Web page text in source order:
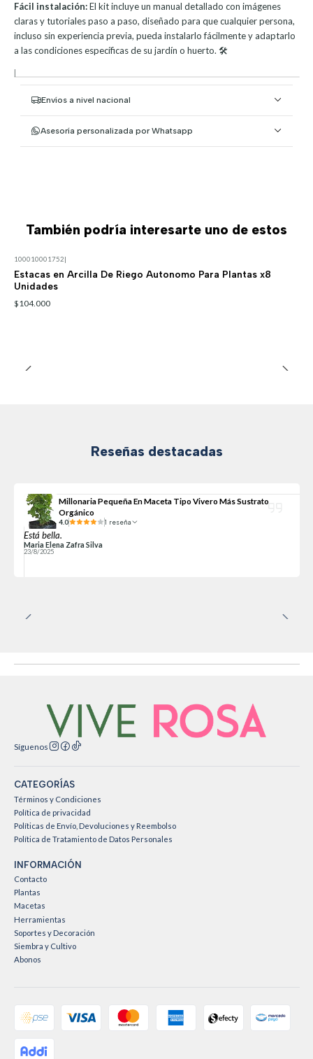
Fácil instalación:El kit incluye un manual detallado con imágenes
claras y tutoriales paso a paso, diseñado para que cualquier persona,
incluso sin experiencia previa, pueda instalarlo fácilmente y adaptarlo
a las condiciones específicas de su jardín o huerto. 🛠️
|
Envíos a nivel nacional
Asesoría personalizada por Whatsapp
También podría interesarte uno de estos
100010001752|
Estacas en Arcilla De Riego Autonomo Para Plantas x8
Unidades
$104.000
Reseñas destacadas
Millonaria Pequeña En Maceta Tipo Vivero Más Sustrato
Orgánico
4.0 1 reseña
Está bella.
Maria Elena Zafra Silva
23/8/2025
Síguenos
CATEGORÍAS
Términos y Condiciones
Política de privacidad
Políticas de Envío, Devoluciones y Reembolso
Política de Tratamiento de Datos Personales
INFORMACIÓN
Contacto
Plantas
Macetas
Herramientas
Soportes y Decoración
Siembra y Cultivo
Abonos